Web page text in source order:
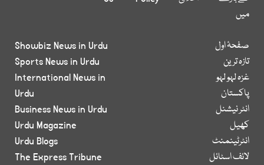
میں
صفحۂ اول
تازہ ترین
غزہ لہو لہو
پاکستان
انٹر نیشنل
کھیل
انٹرٹینمنٹ
لائف اسٹائل
Showbiz News in Urdu
Sports News in Urdu
International News in
Urdu
Business News in Urdu
Urdu Magazine
Urdu Blogs
The Express Tribune